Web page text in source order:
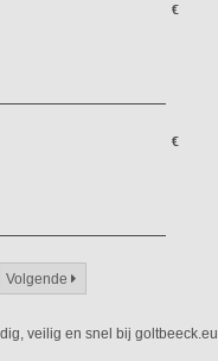
€
€
Volgende
veilig en snel bij goltbeeck.eu